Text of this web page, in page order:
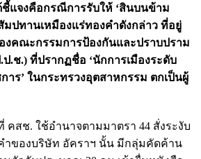
แจงคือกรณีการรับให้ ‘สินบนข้าม
มปทานเหมืองแร่ทองคำดังกล่าว ที่อยู่
งคณะกรรมการป้องกันและปราบปราม
.ช.) ที่ปรากฏชื่อ ‘นักการเมืองระดับ
าร’ ในกระทรวงอุตสาหกรรม ตกเป็นผู้
คสช. ใช้อำนาจตามมาตรา 44 สั่งระงับ
ำของบริษัท อัคราฯ นั้น มีกลุ่มคัดค้าน